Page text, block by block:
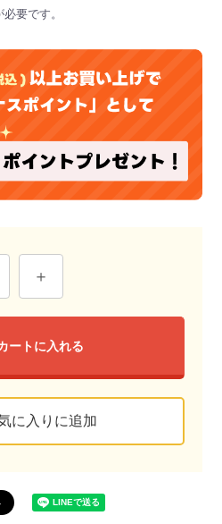
要です。
ートに入れる
に入りに追加